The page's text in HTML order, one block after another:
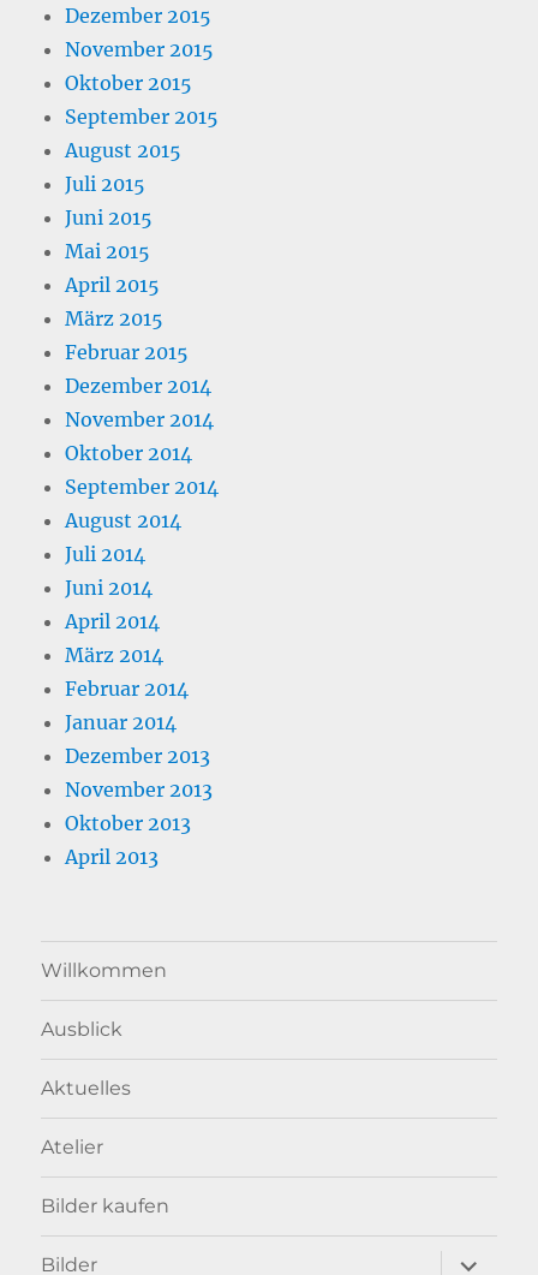
Dezember 2015
November 2015
Oktober 2015
September 2015
August 2015
Juli 2015
Juni 2015
Mai 2015
April 2015
März 2015
Februar 2015
Dezember 2014
November 2014
Oktober 2014
September 2014
August 2014
Juli 2014
Juni 2014
April 2014
März 2014
Februar 2014
Januar 2014
Dezember 2013
November 2013
Oktober 2013
April 2013
Willkommen
Ausblick
Aktuelles
Atelier
Bilder kaufen
Bilder